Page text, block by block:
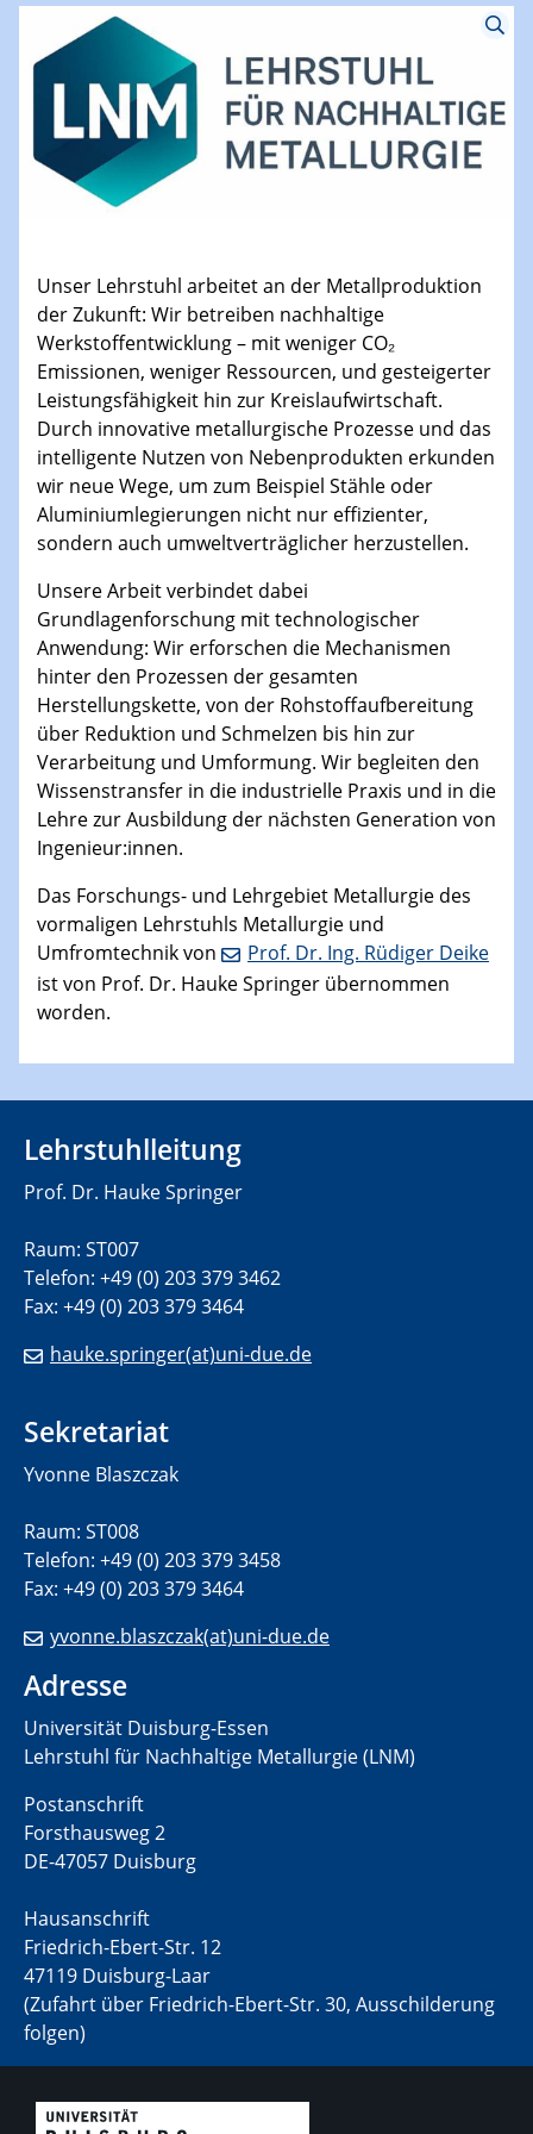
Unser Lehrstuhl arbeitet an der Metallproduktion
der Zukunft: Wir betreiben nachhaltige
Werkstoffentwicklung – mit weniger CO₂
Emissionen, weniger Ressourcen, und gesteigerter
Leistungsfähigkeit hin zur Kreislaufwirtschaft.
Durch innovative metallurgische Prozesse und das
intelligente Nutzen von Nebenprodukten erkunden
wir neue Wege, um zum Beispiel Stähle oder
Aluminiumlegierungen nicht nur effizienter,
sondern auch umweltverträglicher herzustellen.
Unsere Arbeit verbindet dabei
Grundlagenforschung mit technologischer
Anwendung: Wir erforschen die Mechanismen
hinter den Prozessen der gesamten
Herstellungskette, von der Rohstoffaufbereitung
über Reduktion und Schmelzen bis hin zur
Verarbeitung und Umformung. Wir begleiten den
Wissenstransfer in die industrielle Praxis und in die
Lehre zur Ausbildung der nächsten Generation von
Ingenieur:innen.
Das Forschungs- und Lehrgebiet Metallurgie des
vormaligen Lehrstuhls Metallurgie und
Umfromtechnik von
Prof. Dr. Ing. Rüdiger Deike
ist von Prof. Dr. Hauke Springer übernommen
worden.
Lehrstuhlleitung
Prof. Dr. Hauke Springer
Raum: ST007
Telefon: +49 (0) 203 379 3462
Fax: +49 (0) 203 379 3464
hauke.springer(at)uni-due.de
Sekretariat
Yvonne Blaszczak
Raum: ST008
Telefon: +49 (0) 203 379 3458
Fax: +49 (0) 203 379 3464
yvonne.blaszczak(at)uni-due.de
Adresse
Universität Duisburg-Essen
Lehrstuhl für Nachhaltige Metallurgie (LNM)
Postanschrift
Forsthausweg 2
DE-47057 Duisburg
Hausanschrift
Friedrich-Ebert-Str. 12
47119 Duisburg-Laar
(Zufahrt über Friedrich-Ebert-Str. 30, Ausschilderung
folgen)